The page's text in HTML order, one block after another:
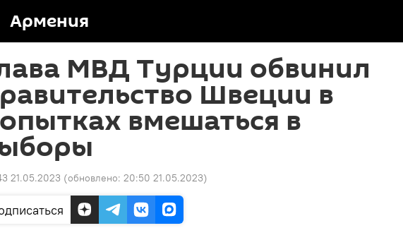
Армения
МВД Турции обвинил
Швеции в
вмешаться в
21.05.2023 (обновлено: 20:50 21.05.2023)